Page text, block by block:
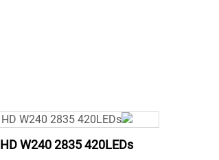
HD W240 2835 420LEDs